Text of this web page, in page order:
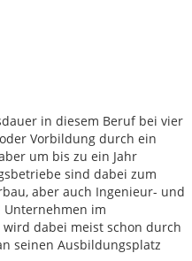
in diesem Beruf bei vier
Vorbildung durch ein
um bis zu ein Jahr
sind dabei zum
aber auch Ingenieur- und
im
dabei meist schon durch
seinen Ausbildungsplatz